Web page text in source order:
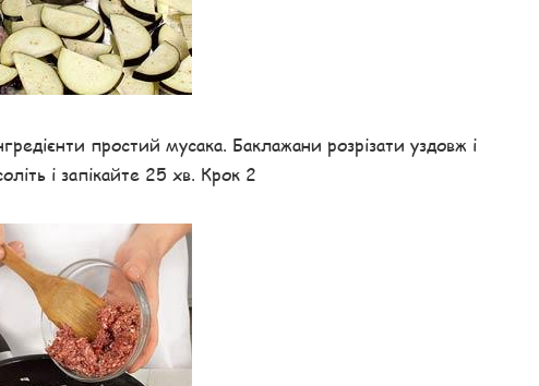
простий мусака. Баклажани розрізати уздовж і
і запікайте 25 хв. Крок 2